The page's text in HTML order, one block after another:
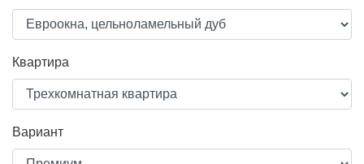
Квартира
Вариант